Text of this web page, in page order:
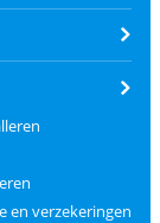
en verzekeringen